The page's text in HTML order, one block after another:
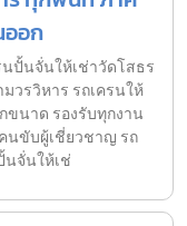
ออก
นปั้นจั่นให้เช่าวัดโสธร
มวรวิหาร รถเครนให้
ขนาด รองรับทุกงาน
นขับผู้เชี่ยวชาญ รถ
นจั่นให้เช่